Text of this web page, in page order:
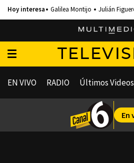
Galilea Montijo Julián
EN VIVO RADIO Últimos Videos
En